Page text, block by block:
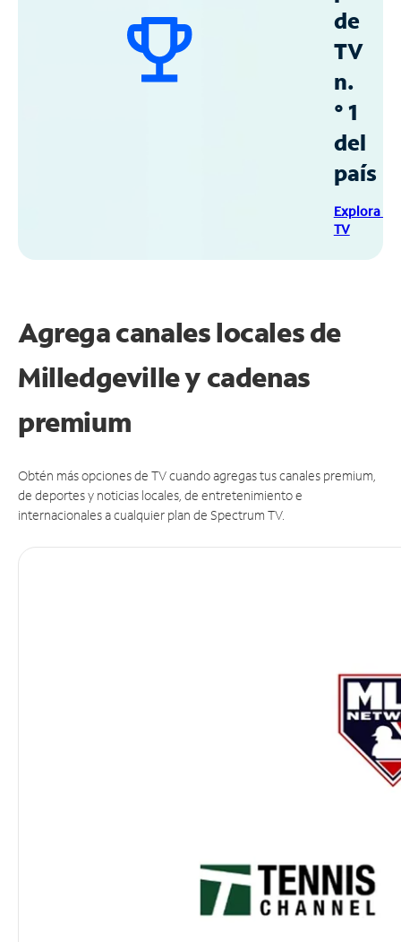
de
TV
n.
° 1
del
país
Explora
TV
Agrega canales locales de
Milledgeville y cadenas
premium
Obtén más opciones de TV cuando agregas tus canales premium,
de deportes y noticias locales, de entretenimiento e
internacionales a cualquier plan de Spectrum TV.